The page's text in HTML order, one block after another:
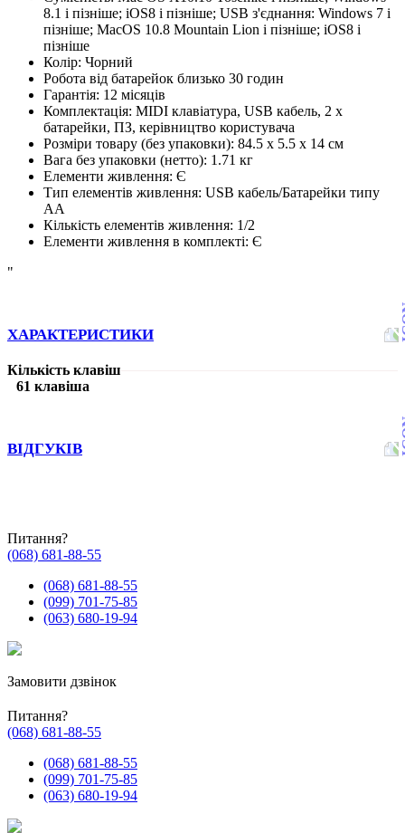
8.1 і пізніше; iOS8 і пізніше; USB з'єднання: Windows 7 і
пізніше; MacOS 10.8 Mountain Lion і пізніше; iOS8 і
пізніше
Колір: Чорний
Робота від батарейок близько 30 годин
Гарантія: 12 місяців
Комплектація: MIDI клавіатура, USB кабель, 2 x
батарейки, ПЗ, керівництво користувача
Розміри товару (без упаковки): 84.5 x 5.5 x 14 см
Вага без упаковки (нетто): 1.71 кг
Елементи живлення: Є
Тип елементів живлення: USB кабель/Батарейки типу
АА
Кількість елементів живлення: 1/2
Елементи живлення в комплекті: Є
"
ХАРАКТЕРИСТИКИ
Кількість клавіш
61 клавіша
ВІДГУКІВ
Питання?
(068) 681-88-55
(068) 681-88-55
(099) 701-75-85
(063) 680-19-94
Замовити дзвінок
Питання?
(068) 681-88-55
(068) 681-88-55
(099) 701-75-85
(063) 680-19-94